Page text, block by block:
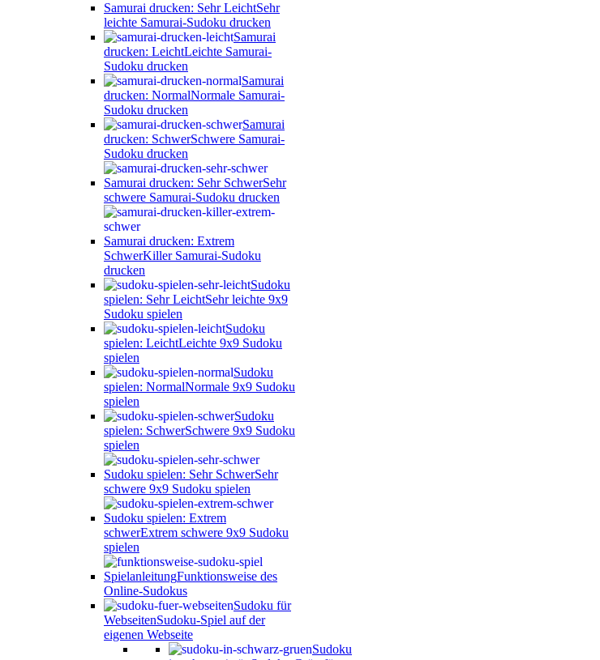
Samurai drucken: Sehr LeichtSehr
leichte Samurai-Sudoku drucken
Samurai
drucken: LeichtLeichte Samurai-
Sudoku drucken
Samurai
drucken: NormalNormale Samurai-
Sudoku drucken
Samurai
drucken: SchwerSchwere Samurai-
Sudoku drucken
Samurai drucken: Sehr SchwerSehr
schwere Samurai-Sudoku drucken
Samurai drucken: Extrem
SchwerKiller Samurai-Sudoku
drucken
Sudoku
spielen: Sehr LeichtSehr leichte 9x9
Sudoku spielen
Sudoku
spielen: LeichtLeichte 9x9 Sudoku
spielen
Sudoku
spielen: NormalNormale 9x9 Sudoku
spielen
Sudoku
spielen: SchwerSchwere 9x9 Sudoku
spielen
Sudoku spielen: Sehr SchwerSehr
schwere 9x9 Sudoku spielen
Sudoku spielen: Extrem
schwerExtrem schwere 9x9 Sudoku
spielen
SpielanleitungFunktionsweise des
Online-Sudokus
Sudoku für
WebseitenSudoku-Spiel auf der
eigenen Webseite
Sudoku